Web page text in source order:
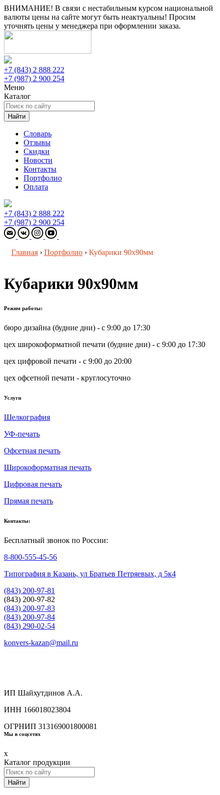
ВНИМАНИЕ! В связи с нестабильным курсом национальной
валюты цены на сайте могут быть неактуальны! Просим
уточнять цены у менеджера при оформлении заказа.
+7 (843) 2 888 222
+7 (987) 2 900 254
Меню
Каталог
Найти
Словарь
Отзывы
Скидки
Новости
Контакты
Портфолио
Оплата
+7 (843) 2 888 222
+7 (987) 2 900 254
Главная › Портфолио › Кубарики 90х90мм
Кубарики 90х90мм
Режим работы:
бюро дизайна (будние дни) - с 9:00 до 17:30
цех широкоформатной печати (будние дни) - с 9:00 до 17:30
цех цифровой печати - с 9:00 до 20:00
цех офсетной печати - круглосуточно
Услуги
Шелкография
УФ-печать
Офсетная печать
Широкоформатная печать
Цифровая печать
Прямая печать
Контакты:
Бесплатный звонок по России:
8-800-555-45-56
Типография в Казань, ул Братьев Петряевых, д 5к4
(843) 200-97-81
(843) 200-97-82
(843) 200-97-83
(843) 200-97-84
(843) 290-02-54
konvers-kazan@mail.ru
ИП Шайхутдинов А.А.
ИНН 166018023804
ОГРНИП 313169001800081
Мы в соцсетях
x
Каталог продукции
Найти